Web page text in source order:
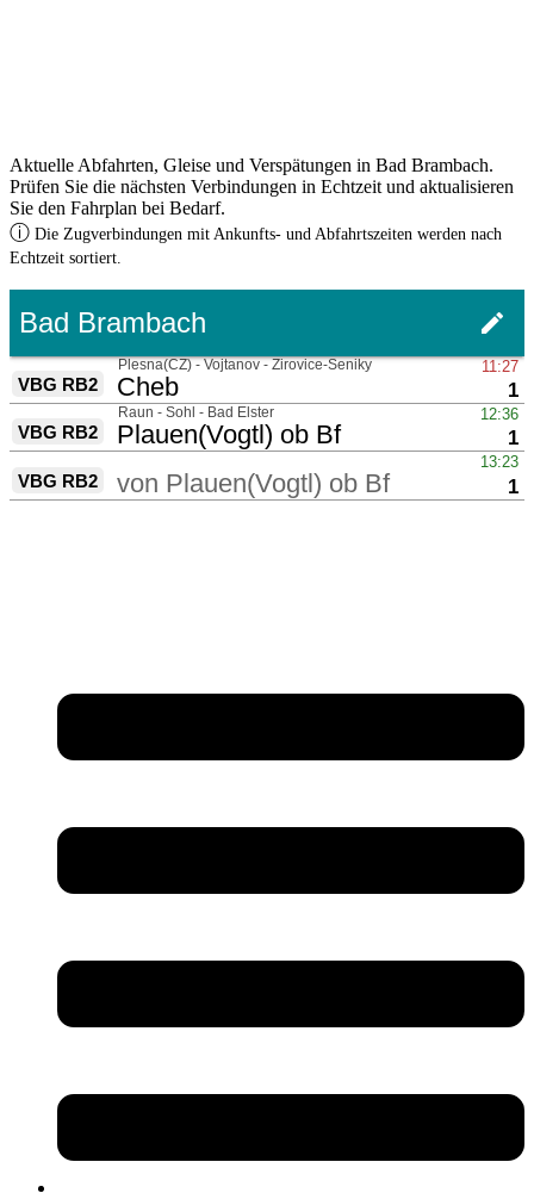
Aktuelle Abfahrten, Gleise und Verspätungen in Bad Brambach.
Prüfen Sie die nächsten Verbindungen in Echtzeit und aktualisieren
Sie den Fahrplan bei Bedarf.
ⓘ Die Zugverbindungen mit Ankunfts- und Abfahrtszeiten werden nach
Echtzeit sortiert.